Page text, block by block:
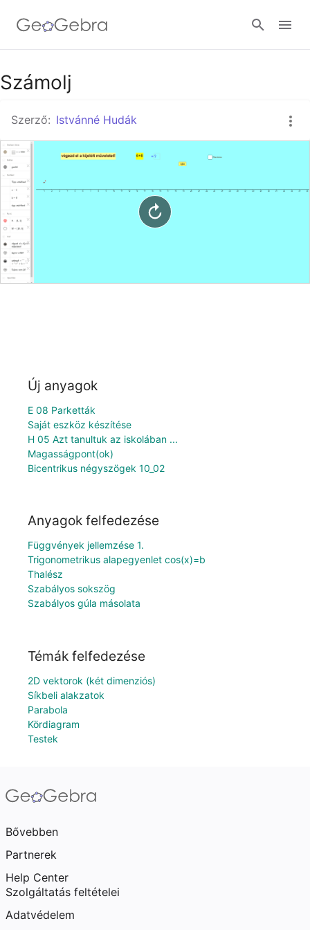
Google Classroom
GeoGebra Classroom
Számolj
Szerző: Istvánné Hudák
Új anyagok
E 08 Parketták
Saját eszköz készítése
H 05 Azt tanultuk az iskolában ...
Magasságpont(ok)
Bicentrikus négyszögek 10_02
Anyagok felfedezése
Függvények jellemzése 1.
Trigonometrikus alapegyenlet cos(x)=b
Thalész
Szabályos sokszög
Szabályos gúla másolata
Témák felfedezése
2D vektorok (két dimenziós)
Síkbeli alakzatok
Parabola
Kördiagram
Testek
Bővebben
Partnerek
Help Center
Szolgáltatás feltételei
Adatvédelem